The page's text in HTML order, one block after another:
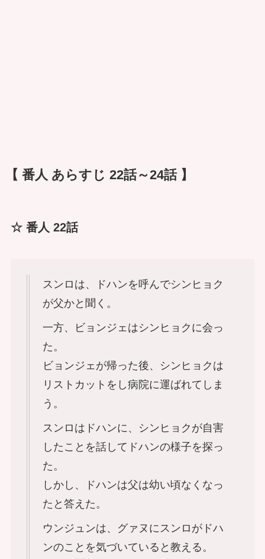
【 番人 あらすじ 22話～24話 】
☆ 番人 22話
スンロは、ドハンを呼んでシンヒョク
が父かと聞く。
一方、ビョンジェはシンヒョクに会っ
た。
ビョンジェが帰った後、シンヒョクは
リストカットをし病院に運ばれてしま
う。
スンロはドハンに、シンヒョクが自害
したことを話してドハンの様子を探っ
た。
しかし、ドハンは父は幼い頃なくなっ
たと答えた。
ウンジュンは、グァヌにスンロがドハ
ンのことを気づいていると教える。